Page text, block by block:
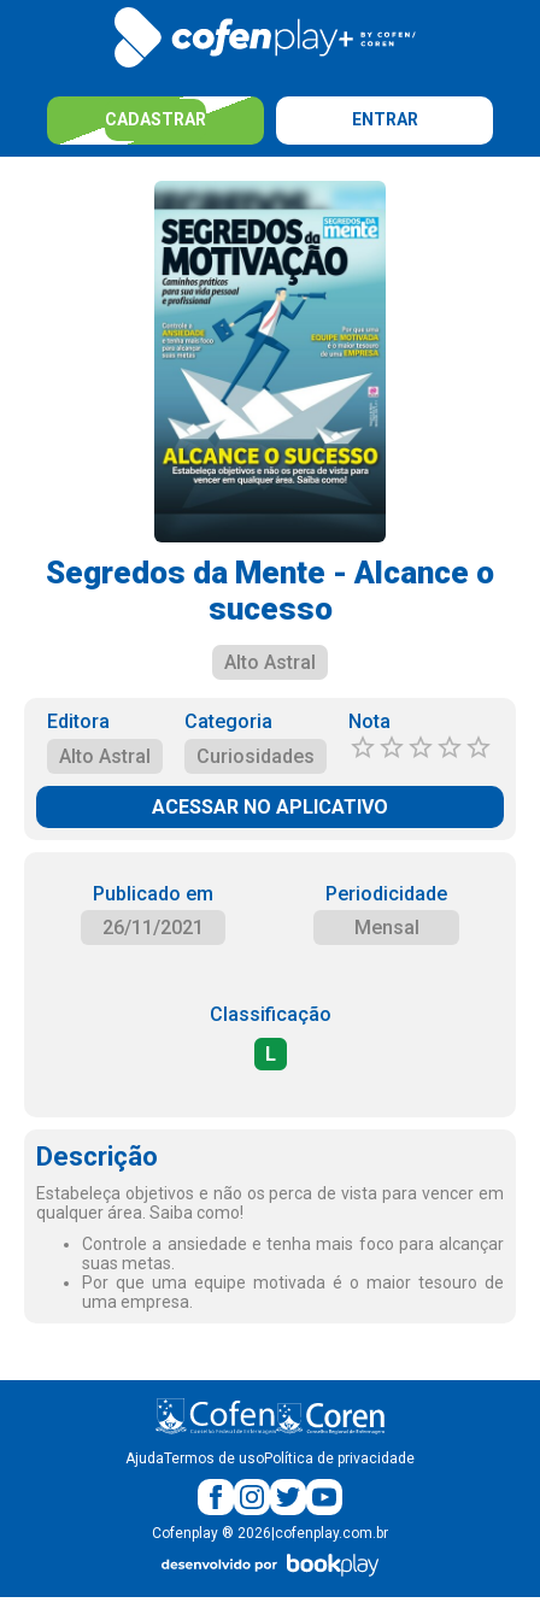
CADASTRAR ENTRAR
Segredos da Mente - Alcance o
sucesso
Alto Astral
Editora
Alto Astral
Categoria
Curiosidades
Nota
ACESSAR NO APLICATIVO
Publicado em
26/11/2021
Periodicidade
Mensal
Classificação
L
Descrição
Estabeleça objetivos e não os perca de vista para vencer em
qualquer área. Saiba como!
Controle a ansiedade e tenha mais foco para alcançar
suas metas.
Por que uma equipe motivada é o maior tesouro de
uma empresa.
AjudaTermos de usoPolítica de privacidade
Cofenplay ® 2026 cofenplay.com.br